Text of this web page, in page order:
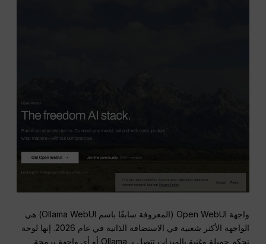
واجهة Open WebUI (المعروفة سابقًا باسم Ollama WebUI) هي
الواجهة الأكثر شعبية في الاستضافة الذاتية في عام 2026. إنها لوحة
تحكم جميلة وغنية بالميزات تتصل بـ Ollama أو أي واجهة برمجة